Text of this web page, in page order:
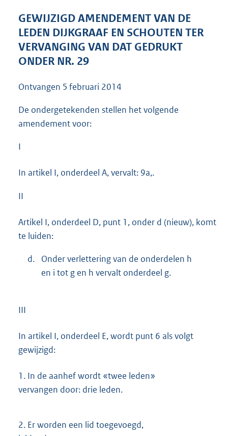
b
GEWIJZIGD AMENDEMENT VAN DE
LEDEN DIJKGRAAF EN SCHOUTEN TER
VERVANGING VAN DAT GEDRUKT
ONDER NR. 29
Ontvangen 5 februari 2014
De ondergetekenden stellen het volgende
amendement voor:
I
In artikel I, onderdeel A, vervalt: 9a,.
II
Artikel I, onderdeel D, punt 1, onder d (nieuw), komt
te luiden:
d.
Onder verlettering van de onderdelen h
en i tot g en h vervalt onderdeel g.
III
In artikel I, onderdeel E, wordt punt 6 als volgt
gewijzigd:
1. In de aanhef wordt «twee leden»
vervangen door: drie leden.
2. Er worden een lid toegevoegd,